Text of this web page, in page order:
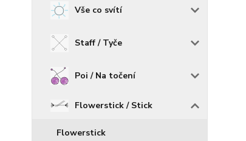
Vše co svítí
Staff / Tyče
Poi / Na točení
Flowerstick / Stick
Flowerstick